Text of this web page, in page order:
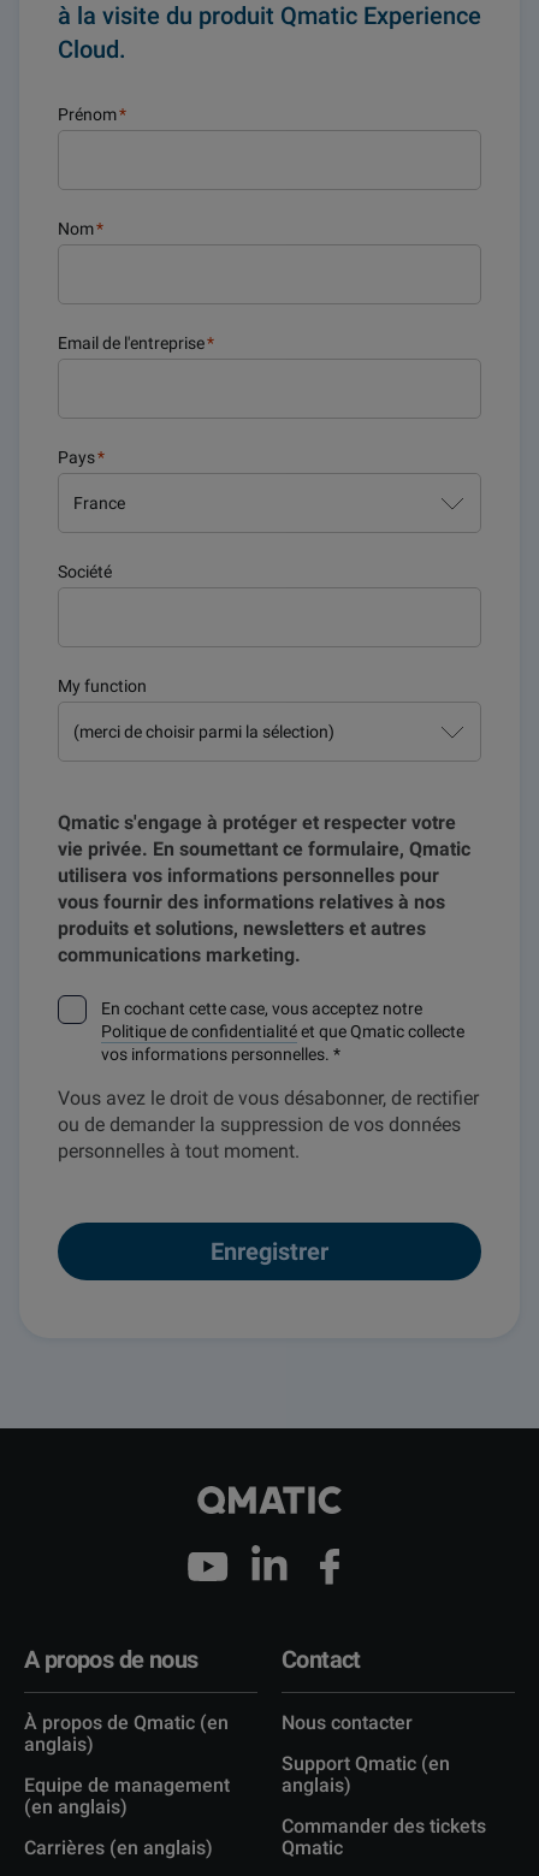
à la visite du produit Qmatic Experience
Cloud.
Prénom*
Nom*
Email de l'entreprise*
Pays*
Société
My function
Qmatic s'engage à protéger et respecter votre
vie privée. En soumettant ce formulaire, Qmatic
utilisera vos informations personnelles pour
vous fournir des informations relatives à nos
produits et solutions, newsletters et autres
communications marketing.
En cochant cette case, vous acceptez notre
Politique de confidentialitéet que Qmatic collecte
vos informations personnelles. *
Vous avez le droit de vous désabonner, de rectifier
ou de demander la suppression de vos données
personnelles à tout moment.
A propos de nous
À propos de Qmatic (en
anglais)
Equipe de management
(en anglais)
Carrières (en anglais)
Contact
Nous contacter
Support Qmatic (en
anglais)
Commander des tickets
Qmatic